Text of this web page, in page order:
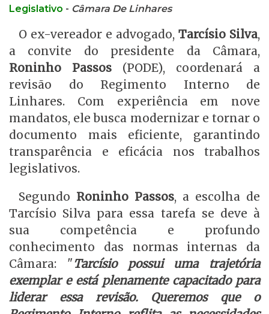
Legislativo - Câmara De Linhares
O ex-vereador e advogado, Tarcísio Silva,
a convite do presidente da Câmara,
Roninho Passos (PODE), coordenará a
revisão do Regimento Interno de
Linhares. Com experiência em nove
mandatos, ele busca modernizar e tornar o
documento mais eficiente, garantindo
transparência e eficácia nos trabalhos
legislativos.
Segundo Roninho Passos, a escolha de
Tarcísio Silva para essa tarefa se deve à
sua competência e profundo
conhecimento das normas internas da
Câmara: "Tarcísio possui uma trajetória
exemplar e está plenamente capacitado para
liderar essa revisão. Queremos que o